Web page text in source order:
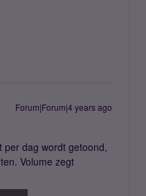
Forum|Forum|4 years ago
per dag wordt getoond,
Volume zegt